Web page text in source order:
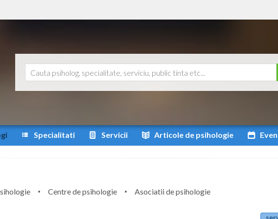
Specialitati Servicii Articole de psihologie
Centre de psihologie
Asociatii de psihologie